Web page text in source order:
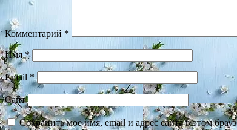
Комментарий *
Имя*
Email *
Сайт
Сохранить моё имя, email и адрес сайта в этом